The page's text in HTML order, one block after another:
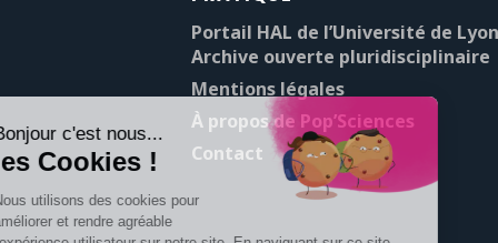
Portail HAL de l’Université de
Archive ouverte pluridisciplinaire
Mentions légales
À propos de Pop’Sciences
Contact